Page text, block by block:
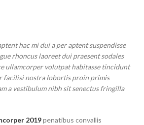
hac mi dui a per aptent suspendisse
rhoncus laoreet dui praesent sodales
ullamcorper volutpat habitasse tincidunt
facilisi nostra lobortis proin primis
a vestibulum nibh sit senectus fringilla
2019penatibus convallis